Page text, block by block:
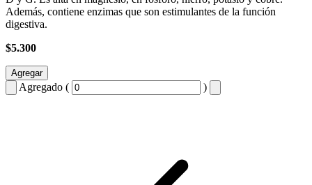
Además, contiene enzimas que son estimulantes de la función
digestiva.
$5.300
Agregar
Agregado ( )